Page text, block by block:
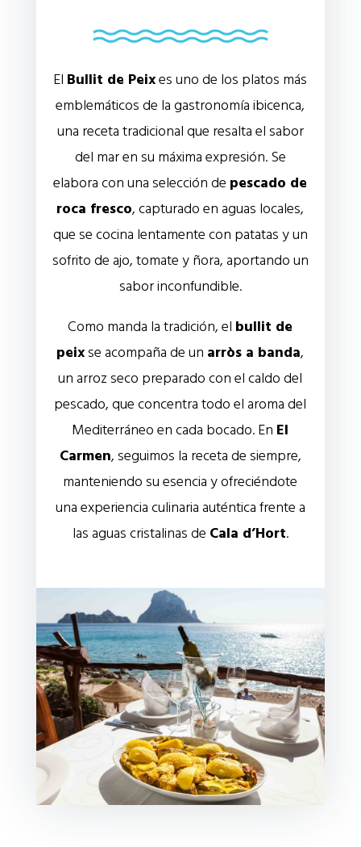
El Bullit de Peixes uno de los platos más
emblemáticos de la gastronomía ibicenca,
una receta tradicional que resalta el sabor
del mar en su máxima expresión. Se
elabora con una selección de pescado de
roca fresco, capturado en aguas locales,
que se cocina lentamente con patatas y un
sofrito de ajo, tomate y ñora, aportando un
sabor inconfundible.
Como manda la tradición, el bullit de
peixse acompaña de un arròs a banda,
un arroz seco preparado con el caldo del
pescado, que concentra todo el aroma del
Mediterráneo en cada bocado. En El
Carmen, seguimos la receta de siempre,
manteniendo su esencia y ofreciéndote
una experiencia culinaria auténtica frente a
las aguas cristalinas de Cala d’Hort.